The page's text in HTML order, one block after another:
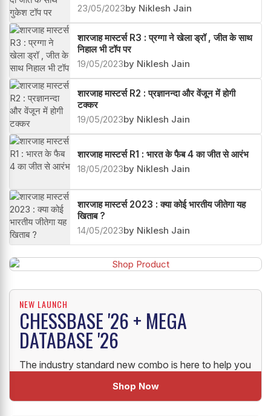
23/05/2023by Niklesh Jain
शारजाह मास्टर्स R3 : प्रग्गा ने खेला ड्रॉ , जीत के साथ
निहाल भी टॉप पर
19/05/2023by Niklesh Jain
शारजाह मास्टर्स R2 : प्रज्ञानन्दा और वेंजून में होगी
टक्कर
19/05/2023by Niklesh Jain
शारजाह मास्टर्स R1 : भारत के फैब 4 का जीत से आरंभ
18/05/2023by Niklesh Jain
शारजाह मास्टर्स 2023 : क्या कोई भारतीय जीतेगा यह
खिताब ?
14/05/2023by Niklesh Jain
NEW LAUNCH
CHESSBASE '26 + MEGA
DATABASE '26
The industry standard new combo is here to help you
Shop Now